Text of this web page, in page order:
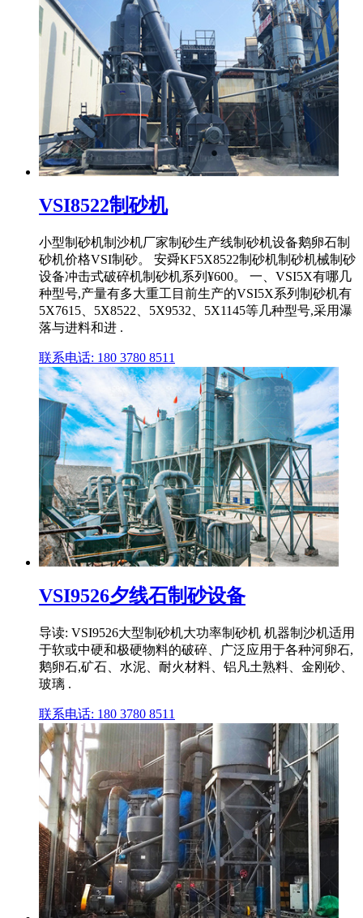
VSI8522制砂机
小型制砂机制沙机厂家制砂生产线制砂机设备鹅卵石制
砂机价格VSI制砂。 安舜KF5X8522制砂机制砂机械制砂
设备冲击式破碎机制砂机系列¥600。 一、VSI5X有哪几
种型号,产量有多大重工目前生产的VSI5X系列制砂机有
5X7615、5X8522、5X9532、5X1145等几种型号,采用瀑
落与进料和进 .
联系电话: 180 3780 8511
VSI9526夕线石制砂设备
导读: VSI9526大型制砂机大功率制砂机 机器制沙机适用
于软或中硬和极硬物料的破碎、广泛应用于各种河卵石,
鹅卵石,矿石、水泥、耐火材料、铝凡土熟料、金刚砂、
玻璃 .
联系电话: 180 3780 8511